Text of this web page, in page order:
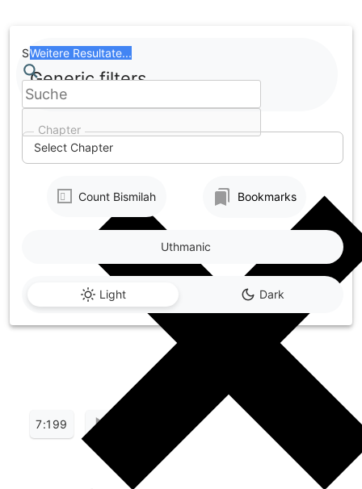
to
content
Chapter
Select Chapter
Search
Weitere Resultate...
Generic filters
Count Bismilah Bookmarks
Light Dark
Uthmanic
7:199